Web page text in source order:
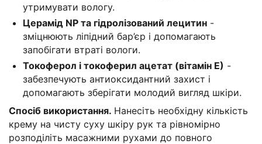
утримувати вологу.
Церамід NP та гідролізований лецитин -
зміцнюють ліпідний бар’єр і допомагають
запобігати втраті вологи.
Токоферол і токоферил ацетат (вітамін Е) -
забезпечують антиоксидантний захист і
допомагають зберігати молодий вигляд шкіри.
Спосіб використання. Нанесіть необхідну кількість
крему на чисту суху шкіру рук та рівномірно
розподіліть масажними рухами до повного